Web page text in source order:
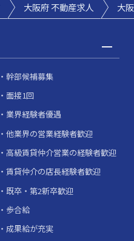
大阪府 不動産求人 大
幹部候補募集
面接1回
業界経験者優遇
他業界の営業経験者歓迎
高級賃貸仲介営業の経験者歓迎
賃貸仲介の店長経験者歓迎
既卒・第2新卒歓迎
歩合給
成果給が充実